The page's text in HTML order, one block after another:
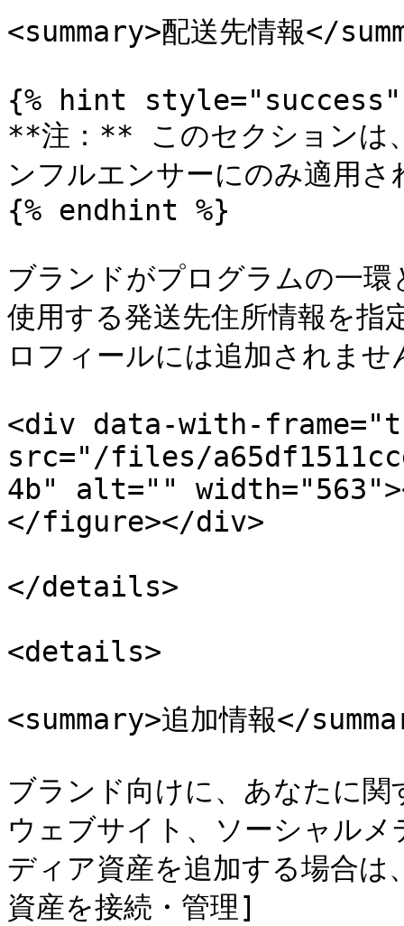
<summary>配送先情報</
{% hint style="success"
**注：** このセクションは
ンフルエンサーにのみ適用さ
{% endhint %}
ブランドがプログラムの一
使用する発送先住所情報を指
ロフィールには追加されませ
<div data-with-
src="/files/
4b" alt=""
</figure></div>
</details>
<details>
<summary>追加情報</
ブランド向けに、あなたに
ウェブサイト、ソーシャル
ディア資産を追加する場合
資産を接続・管理]